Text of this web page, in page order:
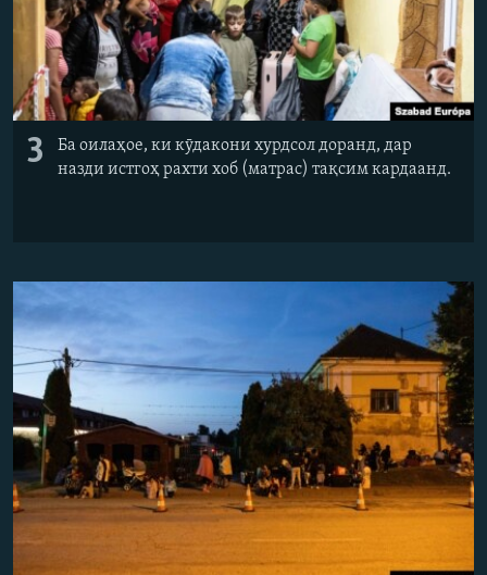
3
Ба оилаҳое, ки кӯдакони хурдсол доранд, дар
назди истгоҳ рахти хоб (матрас) тақсим кардаанд.